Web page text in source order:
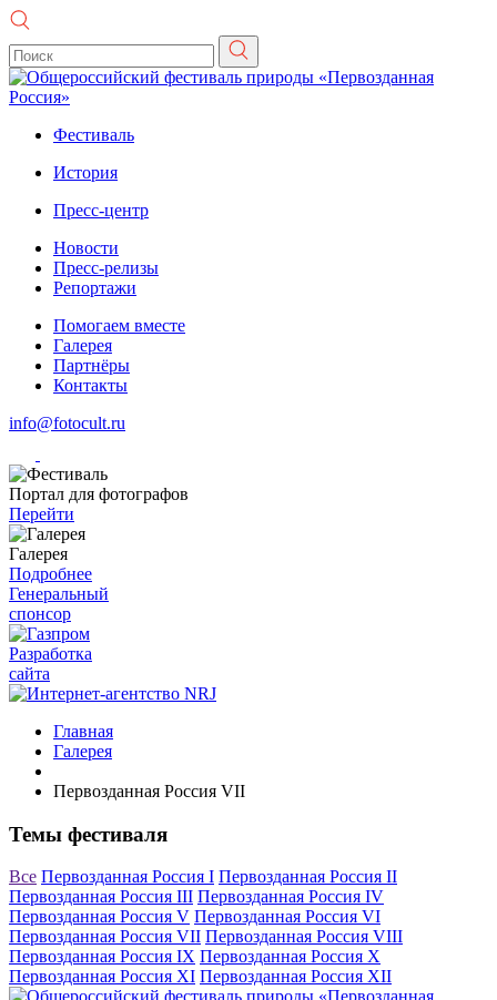
Фестиваль
История
Пресс-центр
Новости
Пресс-релизы
Репортажи
Помогаем вместе
Галерея
Партнёры
Контакты
info@fotocult.ru
Портал для фотографов
Перейти
Галерея
Подробнее
Генеральный
спонсор
Разработка
сайта
Главная
Галерея
Первозданная Россия VII
Темы фестиваля
Все Первозданная Россия I Первозданная Россия II
Первозданная Россия III Первозданная Россия IV
Первозданная Россия V Первозданная Россия VI
Первозданная Россия VII Первозданная Россия VIII
Первозданная Россия IX Первозданная Россия X
Первозданная Россия XI Первозданная Россия XII